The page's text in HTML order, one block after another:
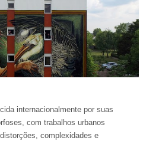
na Universidade de St Andrews.
profissionalmente por alguns anos em
ela mudou-se para Washington
o planeta e integram as coleções
do Leste Europeu.
internacionalmente por suas
com trabalhos urbanos
complexidades e